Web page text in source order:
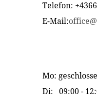
Telefon:
E-Mail:
Mo:
Di: 09:00 -